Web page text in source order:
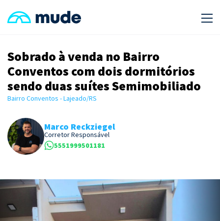
Sobrado à venda no Bairro
Conventos com dois dormitórios
sendo duas suítes Semimobiliado
Bairro Conventos - Lajeado/RS
Marco Reckziegel
Corretor Responsável
5551999501181